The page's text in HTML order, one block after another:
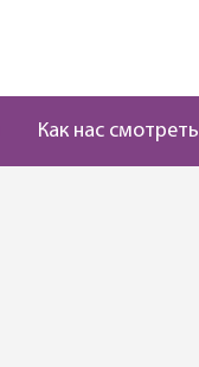
Как нас смотреть